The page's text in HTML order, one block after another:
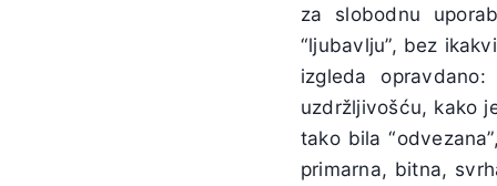
za slobodnu
“ljubavlju”, bez
izgleda
uzdržljivošću, kako
tako bila
primarna, bitna,